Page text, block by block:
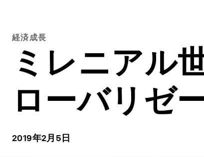
経済成長
ミレニアル
ローバリゼ
2019年2月5日